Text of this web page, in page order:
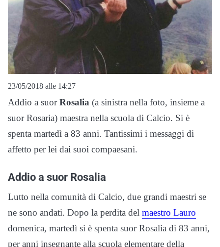
23/05/2018 alle 14:27
Addio a suorRosalia (a sinistra nella foto, insieme a
suor Rosaria) maestra nella scuola di Calcio. Si è
spenta martedì a 83 anni. Tantissimi i messaggi di
affetto per lei dai suoi compaesani.
Addio a suor Rosalia
Lutto nella comunità di Calcio, due grandi maestri se
ne sono andati. Dopo la perdita del maestro Lauro
domenica, martedì si è spenta suor Rosalia di 83 anni,
per anni insegnante alla scuola elementare della